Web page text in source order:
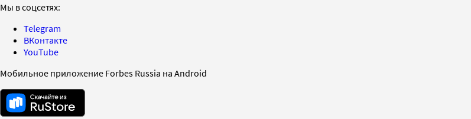
Мы в соцсетях:
Telegram
ВКонтакте
YouTube
Мобильное приложение Forbes Russia на Android